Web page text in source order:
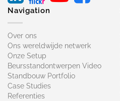
Navigation
Over ons
Ons wereldwijde netwerk
Onze Setup
Beursstandontwerpen Video
Standbouw Portfolio
Case Studies
Referenties